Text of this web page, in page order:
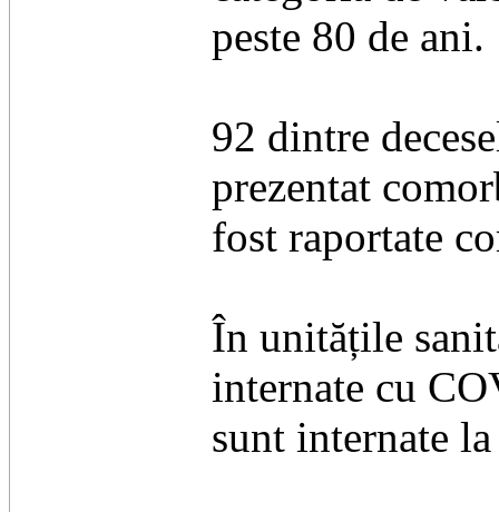
peste 80 de ani.
92 dintre
prezentat
fost raportate
În unitățile
internate cu
sunt internate